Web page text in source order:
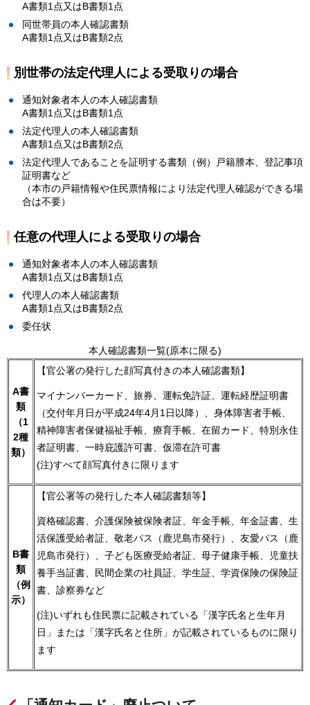
A書類1点又はB書類1点
同世帯員の本人確認書類
A書類1点又はB書類2点
別世帯の法定代理人による受取りの場合
通知対象者本人の本人確認書類
A書類1点又はB書類1点
法定代理人の本人確認書類
A書類1点又はB書類2点
法定代理人であることを証明する書類（例）戸籍謄本、登記事項
証明書など
（本市の戸籍情報や住民票情報により法定代理人確認ができる場
合は不要）
任意の代理人による受取りの場合
通知対象者本人の本人確認書類
A書類1点又はB書類1点
代理人の本人確認書類
A書類1点又はB書類2点
委任状
本人確認書類一覧(原本に限る)
A書
類
（1
2種
類）
【官公署の発行した顔写真付きの本人確認書類】
マイナンバーカード、旅券、運転免許証、運転経歴証明書
（交付年月日が平成24年4月1日以降）、身体障害者手帳、
精神障害者保健福祉手帳、療育手帳、在留カード、特別永住
者証明書、一時庇護許可書、仮滞在許可書
(注)すべて顔写真付きに限ります
B書
類
（例
示）
【官公署等の発行した本人確認書類等】
資格確認書、介護保険被保険者証、年金手帳、年金証書、生
活保護受給者証、敬老パス（鹿児島市発行）、友愛パス（鹿
児島市発行）、子ども医療受給者証、母子健康手帳、児童扶
養手当証書、民間企業の社員証、学生証、学資保険の保険証
書、診察券など
(注)いずれも住民票に記載されている「漢字氏名と生年月
日」または「漢字氏名と住所」が記載されているものに限り
ます